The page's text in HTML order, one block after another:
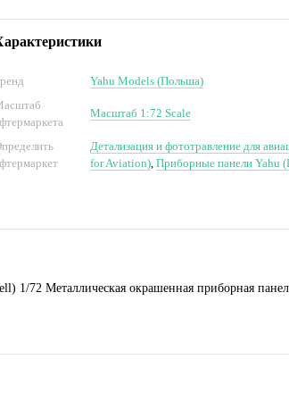
Yahu Models (Польша)
Масштаб 1:72 Scale
Детализация и фототравление для
for Aviation), Приборные панели Yahu
1/72 Металлическая окрашенная приборная